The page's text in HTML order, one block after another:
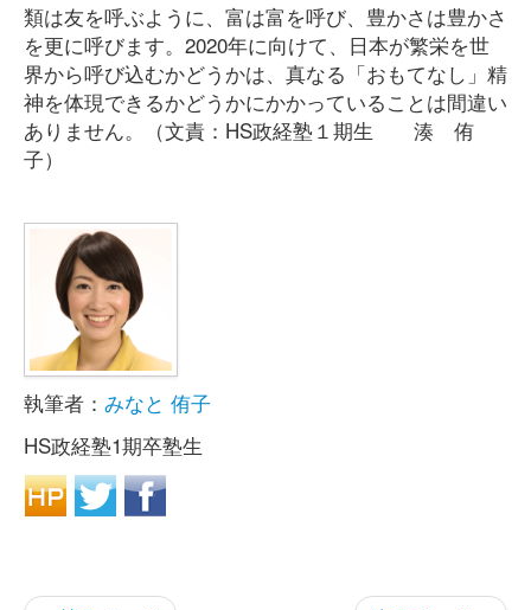
類は友を呼ぶように、富は富を呼び、豊かさは豊かさ
を更に呼びます。2020年に向けて、日本が繁栄を世
界から呼び込むかどうかは、真なる「おもてなし」精
神を体現できるかどうかにかかっていることは間違い
ありません。（文責：HS政経塾１期生 湊 侑
子）
執筆者： みなと 侑子
HS政経塾1期卒塾生